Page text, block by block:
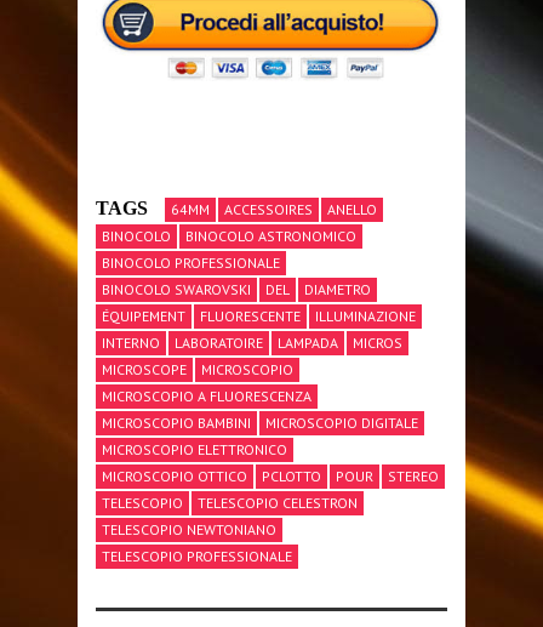
TAGS 64MM ACCESSOIRES
ANELLO
BINOCOLO
BINOCOLO ASTRONOMICO
BINOCOLO PROFESSIONALE
BINOCOLO SWAROVSKI
DEL
DIAMETRO
ÉQUIPEMENT
FLUORESCENTE
ILLUMINAZIONE
INTERNO
LABORATOIRE LAMPADA
MICROS
MICROSCOPE
MICROSCOPIO
MICROSCOPIO A FLUORESCENZA
MICROSCOPIO BAMBINI
MICROSCOPIO DIGITALE
MICROSCOPIO ELETTRONICO
MICROSCOPIO OTTICO
PCLOTTO POUR
STEREO
TELESCOPIO
TELESCOPIO CELESTRON
TELESCOPIO NEWTONIANO
TELESCOPIO PROFESSIONALE